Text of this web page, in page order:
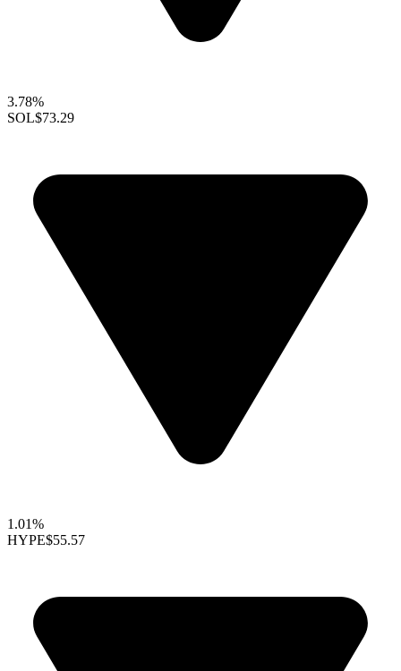
3.78%
SOL$73.29
1.01%
HYPE$55.57